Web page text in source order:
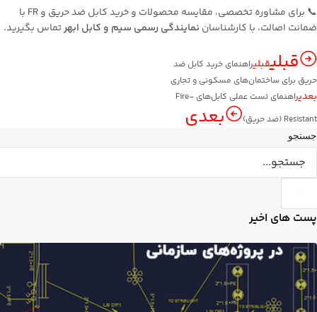
📞 برای مشاوره تخصصی، مقایسه محصولات و خرید کابل ضد حریق و FR با
ضمانت اصالت، با کارشناسان نمایندگی رسمی سیم و کابل ابهرتماس بگیرید.
قبلیقبلیراهنمای خرید کابل ضد
حریق برای ساختمان‌های مسکونی و تجاری
بعدی
راهنمای تست عملی کابل‌های Fire-
Resistant (ضد حریق)
بعدی
جستجو
پست های اخیر